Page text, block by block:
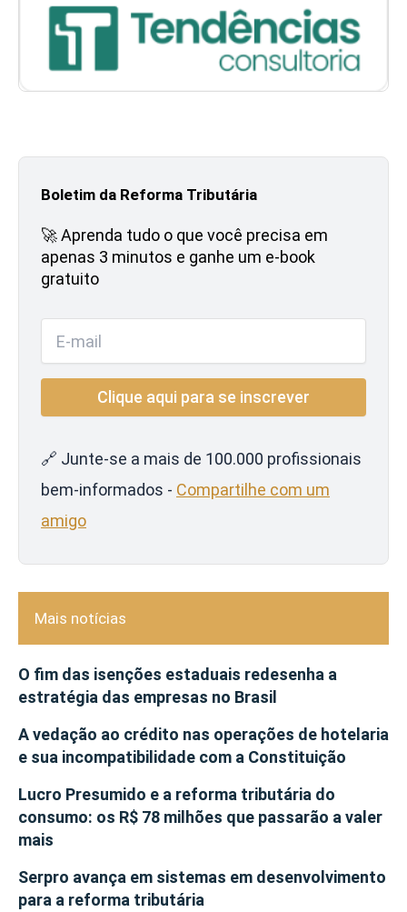
Boletim da Reforma Tributária
🚀 Aprenda tudo o que você precisa em
apenas 3 minutos e ganhe um e-book
gratuito
🔗 Junte-se a mais de 100.000 profissionais
bem-informados - Compartilhe com um
amigo
Mais notícias
O fim das isenções estaduais redesenha a
estratégia das empresas no Brasil
A vedação ao crédito nas operações de hotelaria
e sua incompatibilidade com a Constituição
Lucro Presumido e a reforma tributária do
consumo: os R$ 78 milhões que passarão a valer
mais
Serpro avança em sistemas em desenvolvimento
para a reforma tributária